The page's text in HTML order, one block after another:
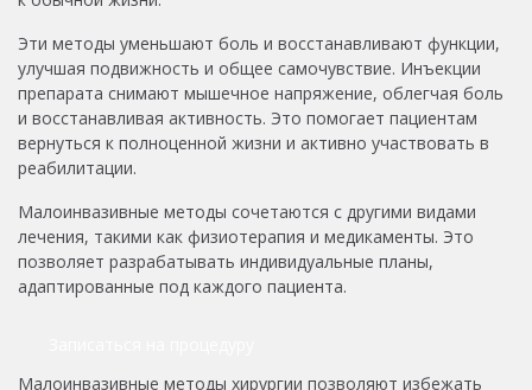
Эти методы уменьшают боль и восстанавливают функции,
улучшая подвижность и общее самочувствие. Инъекции
препарата снимают мышечное напряжение, облегчая боль
и восстанавливая активность. Это помогает пациентам
вернуться к полноценной жизни и активно участвовать в
реабилитации.
Малоинвазивные методы сочетаются с другими видами
лечения, такими как физиотерапия и медикаменты. Это
позволяет разрабатывать индивидуальные планы,
адаптированные под каждого пациента.
Малоинвазивные методы хирургии позволяют избежать